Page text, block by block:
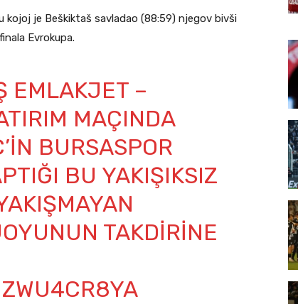
je Beškiktaš savladao (88:59) njegov bivši
Evrokupa.
EMLAKJET –
MAÇINDA
BURSASPOR
BU YAKIŞIKSIZ
TAKDIRINE